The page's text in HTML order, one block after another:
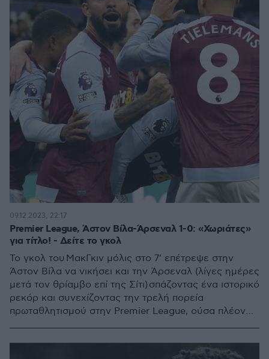
Premier League, Άστον Βίλα-Άρσεναλ 1-0: «Χωριάτες»
για τίτλο! - Δείτε το γκολ
Το γκολ του ΜακΓκιν μόλις στο 7' επέτρεψε στην
Άστον Βίλα να νικήσει και την Άρσεναλ (λίγες ημέρες
μετά τον θρίαμβο επί της Σίτι) σπάζοντας ένα ιστορικό
ρεκόρ και συνεχίζοντας την τρελή πορεία
πρωταθλητισμού στην Premier League, ούσα πλέον
09.12.2023, 22:17